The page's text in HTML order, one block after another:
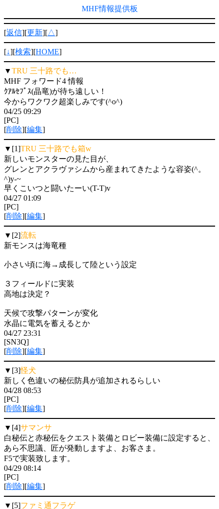
MHF情報提供板
[返信][更新][△]
[↓][検索][HOME]
▼TRU 三十路でも…
MHF フォワード4 情報
ｸｱﾙｾﾌﾟｽ(晶竜)が待ち遠しい！
今からワクワク超楽しみです(^o^)
04/25 09:29
[PC]
[削除][編集]
▼[1]TRU 三十路でも箱w
新しいモンスターの見た目が、
グレンとアクラヴァシムから産まれてきたような容姿(^。
^)y-~
早くこいつと闘いたーい(T-T)v
04/27 01:09
[PC]
[削除][編集]
▼[2]流転
新モンスは海竜種
小さい頃に海→成長して陸という設定
３フィールドに実装
高地は決定？
天候で攻撃パターンが変化
水晶に電気を蓄えるとか
04/27 23:31
[SN3Q]
[削除][編集]
▼[3]怪犬
新しく色違いの秘伝防具が追加されるらしい
04/28 08:53
[PC]
[削除][編集]
▼[4]サマンサ
白秘伝と赤秘伝をクエスト装備とロビー装備に設定すると、
あら不思議、匠が発動しますよ、お客さま。
F5で実装致します。
04/29 08:14
[PC]
[削除][編集]
▼[5]ファミ通フラゲ